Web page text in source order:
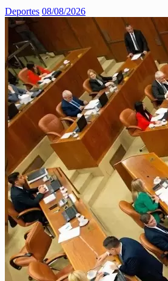
Deportes 08/08/2026